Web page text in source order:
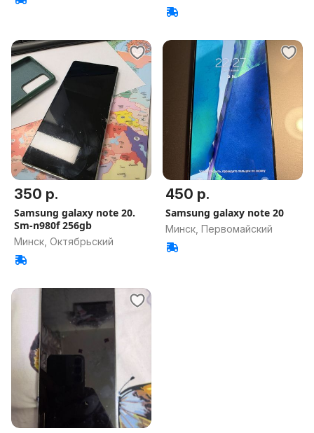
350 р.
Samsung galaxy note 20.
Sm-n980f 256gb
Минск, Октябрьский
450 р.
Samsung galaxy note 20
Минск, Первомайский